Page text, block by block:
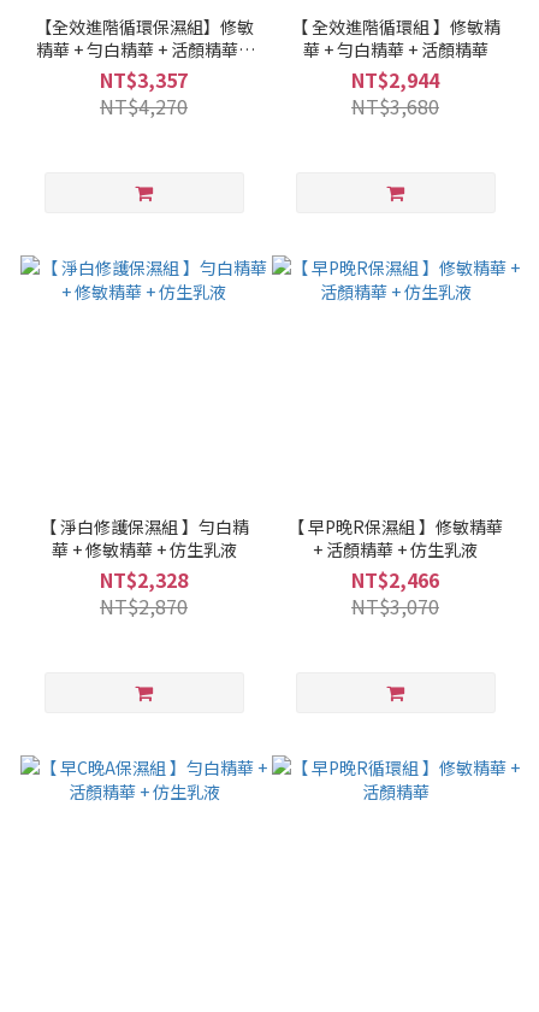
【全效進階循環保濕組】修敏
精華 + 勻白精華 + 活顏精華 +
仿生乳液
NT$3,357
NT$4,270
【 全效進階循環組 】修敏精
華 + 勻白精華 + 活顏精華
NT$2,944
NT$3,680
【 淨白修護保濕組 】勻白精
華 + 修敏精華 + 仿生乳液
NT$2,328
NT$2,870
【 早P晚R保濕組 】修敏精華
+ 活顏精華 + 仿生乳液
NT$2,466
NT$3,070